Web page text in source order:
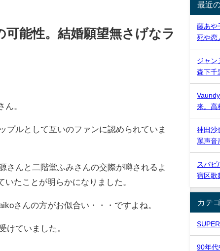
能性。結婚願望無さげなラ
ん。
プルとして互いのファンに認められていま
さんと二階堂ふみさんの交際が噂されるよ
たことが明らかになりました。
さんの方がお似合い・・・ですよね。
けていました。
最近
藤あや
死や恋
ジャン
森下千
来。高
神田沙
罵声音
スパビ
宿区歌
カテ
90年代